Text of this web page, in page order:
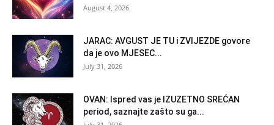
August 4, 2026
JARAC: AVGUST JE TU i ZVIJEZDE govore
da je ovo MJESEC...
July 31, 2026
OVAN: Ispred vas je IZUZETNO SREĆAN
period, saznajte zašto su ga...